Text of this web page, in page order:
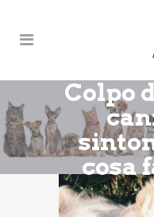
Colpo
cosa